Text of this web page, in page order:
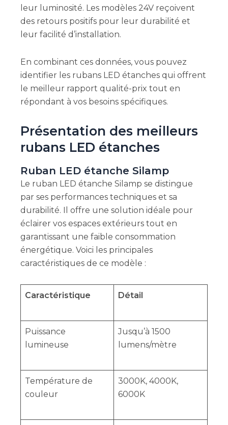
leur luminosité. Les modèles 24V reçoivent
des retours positifs pour leur durabilité et
leur facilité d’installation.
En combinant ces données, vous pouvez
identifier les rubans LED étanches qui offrent
le meilleur rapport qualité-prix tout en
répondant à vos besoins spécifiques.
Présentation des meilleurs
rubans LED étanches
Ruban LED étanche Silamp
Le ruban LED étanche Silamp se distingue
par ses performances techniques et sa
durabilité. Il offre une solution idéale pour
éclairer vos espaces extérieurs tout en
garantissant une faible consommation
énergétique. Voici les principales
caractéristiques de ce modèle :
Caractéristique Détail
Puissance
lumineuse
Jusqu’à 1500
lumens/mètre
Température de
couleur
3000K, 4000K,
6000K